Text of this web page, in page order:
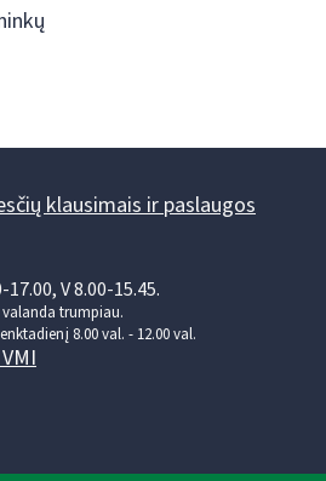
klausimais ir paslaugos
V 8.00-15.45.
valanda trumpiau.
8.00 val. - 12.00 val.